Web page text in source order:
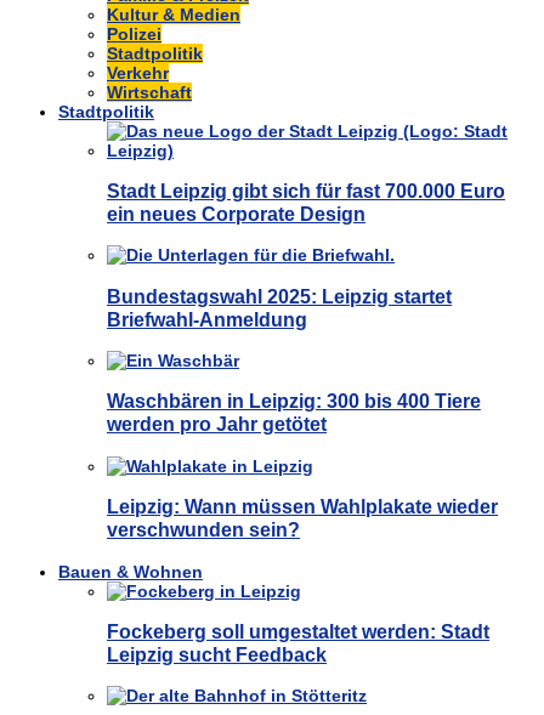
Kultur & Medien
Polizei
Stadtpolitik
Verkehr
Wirtschaft
Stadtpolitik
Stadt Leipzig gibt sich für fast 700.000 Euro
ein neues Corporate Design
Bundestagswahl 2025: Leipzig startet
Briefwahl-Anmeldung
Waschbären in Leipzig: 300 bis 400 Tiere
werden pro Jahr getötet
Leipzig: Wann müssen Wahlplakate wieder
verschwunden sein?
Bauen & Wohnen
Fockeberg soll umgestaltet werden: Stadt
Leipzig sucht Feedback